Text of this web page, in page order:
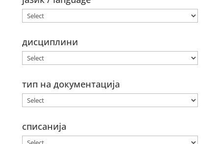
дисциплини
тип на документација
списанија